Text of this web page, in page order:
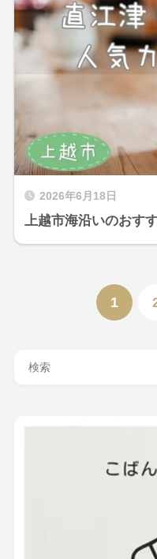
2026年6月18日
上越市海沿いのおす
1